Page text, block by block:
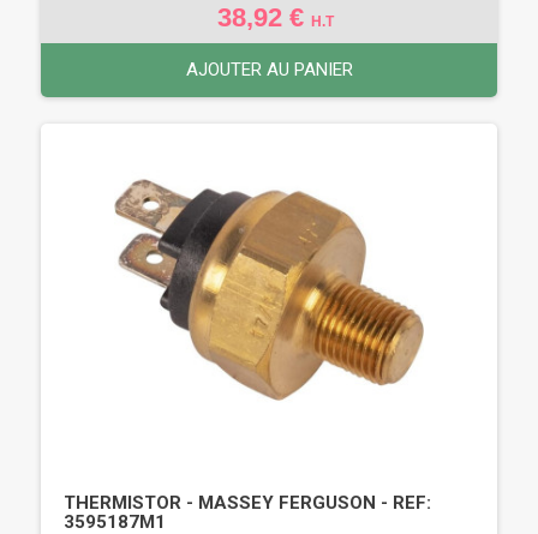
38,92 € H.T
AJOUTER AU PANIER
THERMISTOR - MASSEY FERGUSON - REF:
3595187M1